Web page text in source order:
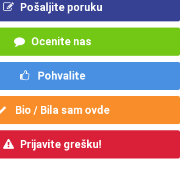
Pošaljite poruku
Ocenite nas
Pohvalite
Bio / Bila sam ovde
Prijavite grešku!